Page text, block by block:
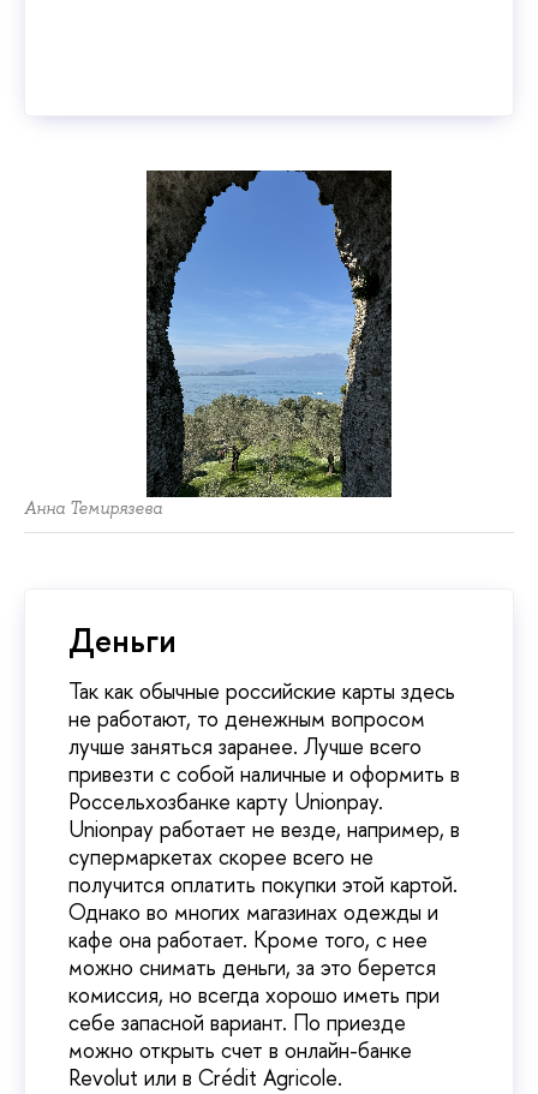
Анна Темирязева
Деньги
Так как обычные российские карты здесь
не работают, то денежным вопросом
лучше заняться заранее. Лучше всего
привезти с собой наличные и оформить в
Россельхозбанке карту Unionpay.
Unionpay работает не везде, например, в
супермаркетах скорее всего не
получится оплатить покупки этой картой.
Однако во многих магазинах одежды и
кафе она работает. Кроме того, с нее
можно снимать деньги, за это берется
комиссия, но всегда хорошо иметь при
себе запасной вариант. По приезде
можно открыть счет в онлайн-банке
Revolut или в Crédit Agricole.